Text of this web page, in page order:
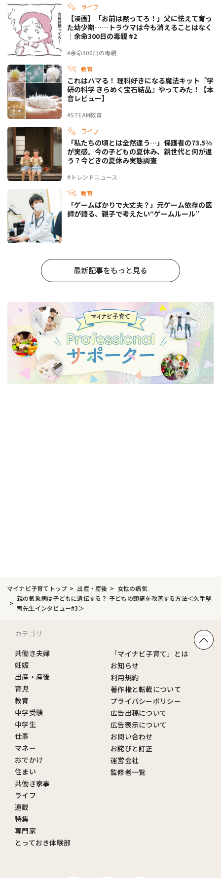
ライフ
#余命300日の毒親
【漫画】「お前は黙ってろ！」父に怯えて育っ
た幼少期……トラウマは今も消えることはなく
｜余命300日の毒親 #2
教育
#STEAM教育
これはハマる！ 理科好きになる魔法キット『学
研の科学 きらめく宝石結晶』やってみた！【本
音レビュー】
ライフ
#トレンドニュース
「私たちの頃とは全然違う…」保護者の73.5%
が実感。今の子どもの夏休み、親世代と何が違
う？今どきの夏休み実態調査
教育
「ゲームばかりで大丈夫？」元ゲーム依存の医
師が語る、親子で考えたい“ゲームルール”
最新記事をもっと見る
マイナビ子育てトップ 出産・産後
女性の病気
親の気象病は子どもに遺伝する？ 子どもの頭痛を改善する方法＜久手堅
司先生インタビュー#3＞
カテゴリ
共働き夫婦
妊娠
出産・産後
育児
教育
中学受験
中学生
仕事
マネー
おでかけ
住まい
共働き家事
ライフ
連載
特集
専門家
とっておき体験部
「マイナビ子育て」とは
お知らせ
利用規約
著作権と転載について
プライバシーポリシー
広告出稿について
広告表示について
お問い合わせ
お詫びと訂正
運営会社
監修者一覧